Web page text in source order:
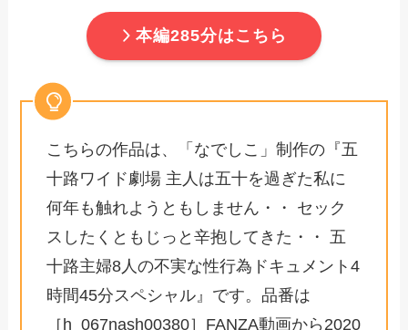
本編285分はこちら
こちらの作品は、「なでしこ」制作の『五
十路ワイド劇場 主人は五十を過ぎた私に
何年も触れようともしません・・ セック
スしたくともじっと辛抱してきた・・ 五
十路主婦8人の不実な性行為ドキュメント4
時間45分スペシャル』です。品番は
［h_067nash00380］FANZA動画から2020